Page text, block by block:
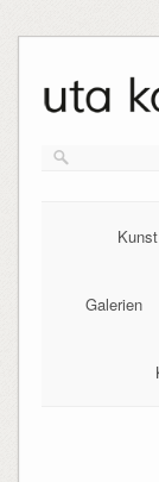
content
Galerien